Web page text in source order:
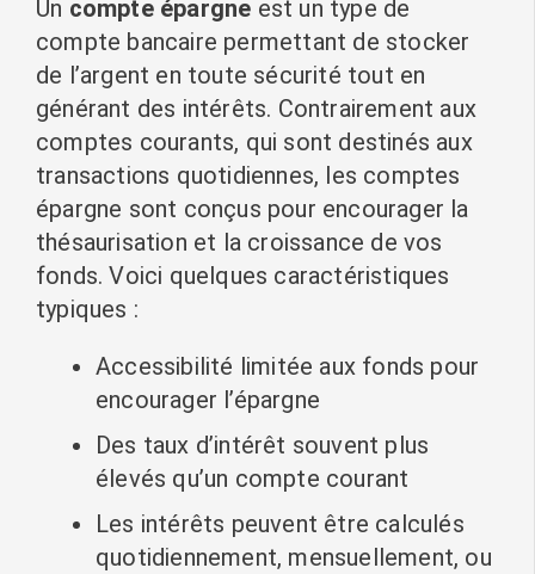
Un compte épargne est un type de
compte bancaire permettant de stocker
de l’argent en toute sécurité tout en
générant des intérêts. Contrairement aux
comptes courants, qui sont destinés aux
transactions quotidiennes, les comptes
épargne sont conçus pour encourager la
thésaurisation et la croissance de vos
fonds. Voici quelques caractéristiques
typiques :
Accessibilité limitée aux fonds pour
encourager l’épargne
Des taux d’intérêt souvent plus
élevés qu’un compte courant
Les intérêts peuvent être calculés
quotidiennement, mensuellement, ou